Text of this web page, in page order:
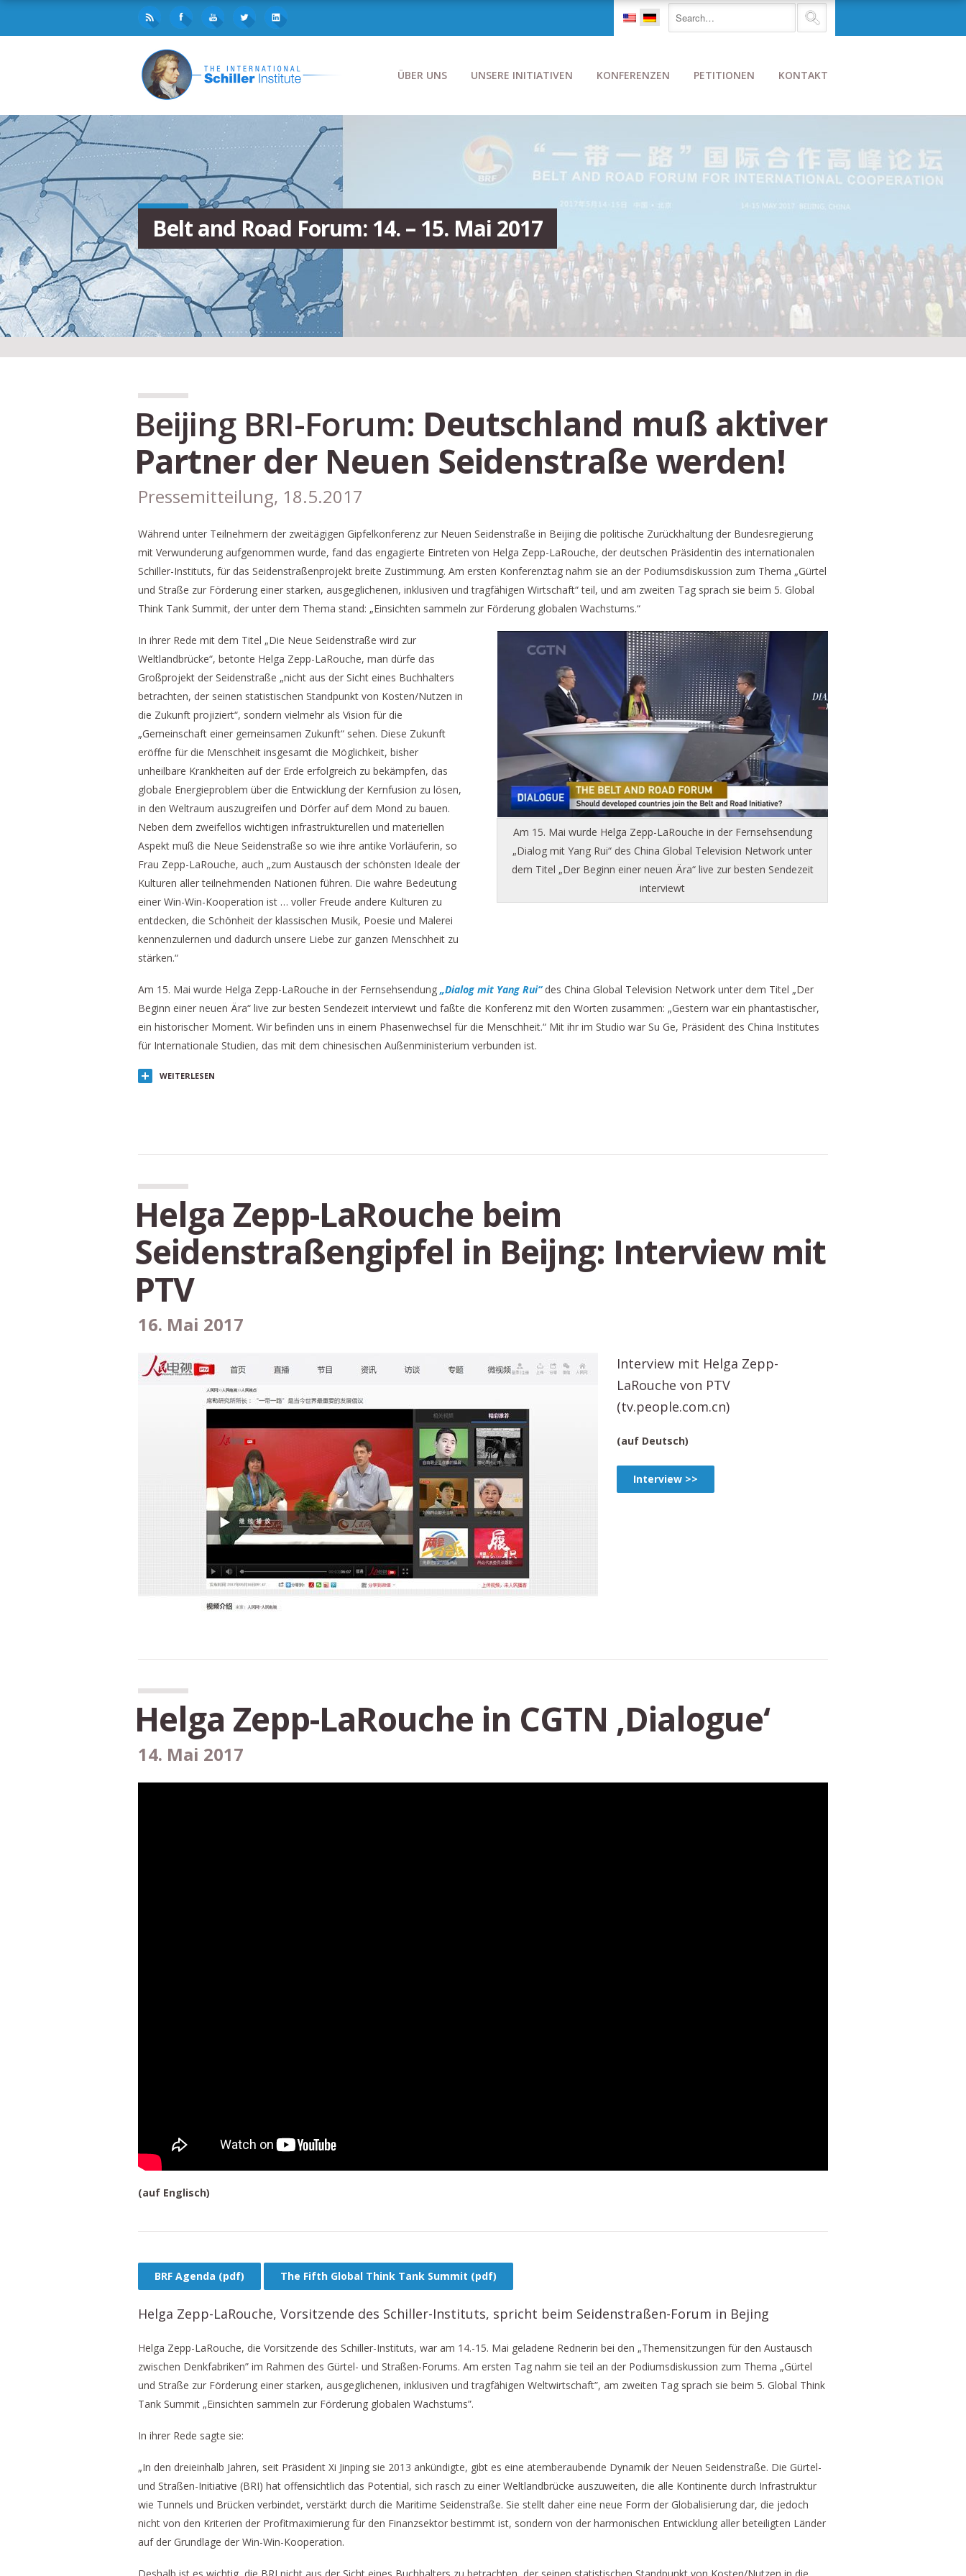
ÜBER UNS UNSERE INITIATIVEN KONFERENZEN PETITIONEN KONTAKT
Belt and Road Forum: 14. – 15. Mai 2017
Beijing BRI-Forum: Deutschland muß aktiver
Partner der Neuen Seidenstraße werden!
Pressemitteilung, 18.5.2017
Während unter Teilnehmern der zweitägigen Gipfelkonferenz zur Neuen Seidenstraße in Beijing die politische Zurückhaltung der Bundesregierung
mit Verwunderung aufgenommen wurde, fand das engagierte Eintreten von Helga Zepp-LaRouche, der deutschen Präsidentin des internationalen
Schiller-Instituts, für das Seidenstraßenprojekt breite Zustimmung. Am ersten Konferenztag nahm sie an der Podiumsdiskussion zum Thema „Gürtel
und Straße zur Förderung einer starken, ausgeglichenen, inklusiven und tragfähigen Wirtschaft“ teil, und am zweiten Tag sprach sie beim 5. Global
Think Tank Summit, der unter dem Thema stand: „Einsichten sammeln zur Förderung globalen Wachstums.“
In ihrer Rede mit dem Titel „Die Neue Seidenstraße wird zur
Weltlandbrücke“, betonte Helga Zepp-LaRouche, man dürfe das
Großprojekt der Seidenstraße „nicht aus der Sicht eines Buchhalters
betrachten, der seinen statistischen Standpunkt von Kosten/Nutzen in
die Zukunft projiziert“, sondern vielmehr als Vision für die
„Gemeinschaft einer gemeinsamen Zukunft“ sehen. Diese Zukunft
eröffne für die Menschheit insgesamt die Möglichkeit, bisher
unheilbare Krankheiten auf der Erde erfolgreich zu bekämpfen, das
globale Energieproblem über die Entwicklung der Kernfusion zu lösen,
in den Weltraum auszugreifen und Dörfer auf dem Mond zu bauen.
Neben dem zweifellos wichtigen infrastrukturellen und materiellen
Aspekt muß die Neue Seidenstraße so wie ihre antike Vorläuferin, so
Frau Zepp-LaRouche, auch „zum Austausch der schönsten Ideale der
Kulturen aller teilnehmenden Nationen führen. Die wahre Bedeutung
einer Win-Win-Kooperation ist … voller Freude andere Kulturen zu
entdecken, die Schönheit der klassischen Musik, Poesie und Malerei
kennenzulernen und dadurch unsere Liebe zur ganzen Menschheit zu
stärken.“
Am 15. Mai wurde Helga Zepp-LaRouche in der Fernsehsendung
„Dialog mit Yang Rui“ des China Global Television Network unter
dem Titel „Der Beginn einer neuen Ära“ live zur besten Sendezeit
interviewt
Am 15. Mai wurde Helga Zepp-LaRouche in der Fernsehsendung „Dialog mit Yang Rui“des China Global Television Network unter dem Titel „Der
Beginn einer neuen Ära“ live zur besten Sendezeit interviewt und faßte die Konferenz mit den Worten zusammen: „Gestern war ein phantastischer,
ein historischer Moment. Wir befinden uns in einem Phasenwechsel für die Menschheit.“ Mit ihr im Studio war Su Ge, Präsident des China Institutes
für Internationale Studien, das mit dem chinesischen Außenministerium verbunden ist.
WEITERLESEN
Helga Zepp-LaRouche beim
Seidenstraßengipfel in Beijng: Interview mit
PTV
16. Mai 2017
Interview mit Helga Zepp-
LaRouche von PTV
(tv.people.com.cn)
(auf Deutsch)
Interview >>
Helga Zepp-LaRouche in CGTN ‚Dialogue‘
14. Mai 2017
(auf Englisch)
BRF Agenda (pdf) The Fifth Global Think Tank Summit (pdf)
Helga Zepp-LaRouche, Vorsitzende des Schiller-Instituts, spricht beim Seidenstraßen-Forum in Bejing
Helga Zepp-LaRouche, die Vorsitzende des Schiller-Instituts, war am 14.-15. Mai geladene Rednerin bei den „Themensitzungen für den Austausch
zwischen Denkfabriken” im Rahmen des Gürtel- und Straßen-Forums. Am ersten Tag nahm sie teil an der Podiumsdiskussion zum Thema „Gürtel
und Straße zur Förderung einer starken, ausgeglichenen, inklusiven und tragfähigen Weltwirtschaft”, am zweiten Tag sprach sie beim 5. Global Think
Tank Summit „Einsichten sammeln zur Förderung globalen Wachstums”.
In ihrer Rede sagte sie:
„In den dreieinhalb Jahren, seit Präsident Xi Jinping sie 2013 ankündigte, gibt es eine atemberaubende Dynamik der Neuen Seidenstraße. Die Gürtel-
und Straßen-Initiative (BRI) hat offensichtlich das Potential, sich rasch zu einer Weltlandbrücke auszuweiten, die alle Kontinente durch Infrastruktur
wie Tunnels und Brücken verbindet, verstärkt durch die Maritime Seidenstraße. Sie stellt daher eine neue Form der Globalisierung dar, die jedoch
nicht von den Kriterien der Profitmaximierung für den Finanzsektor bestimmt ist, sondern von der harmonischen Entwicklung aller beteiligten Länder
auf der Grundlage der Win-Win-Kooperation.